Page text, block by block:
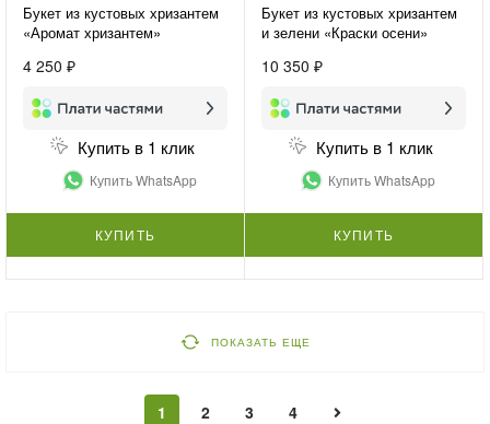
Букет из кустовых хризантем
«Аромат хризантем»
4 250 ₽
Купить в 1 клик
Купить WhatsApp
КУПИТЬ
Букет из кустовых хризантем
и зелени «Краски осени»
10 350 ₽
Купить в 1 клик
Купить WhatsApp
КУПИТЬ
ПОКАЗАТЬ ЕЩЕ
1 2 3 4